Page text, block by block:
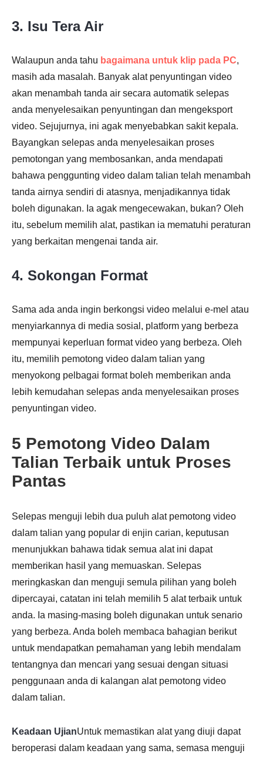
3. Isu Tera Air
Walaupun anda tahu bagaimana untuk klip pada PC,
masih ada masalah. Banyak alat penyuntingan video
akan menambah tanda air secara automatik selepas
anda menyelesaikan penyuntingan dan mengeksport
video. Sejujurnya, ini agak menyebabkan sakit kepala.
Bayangkan selepas anda menyelesaikan proses
pemotongan yang membosankan, anda mendapati
bahawa penggunting video dalam talian telah menambah
tanda airnya sendiri di atasnya, menjadikannya tidak
boleh digunakan. Ia agak mengecewakan, bukan? Oleh
itu, sebelum memilih alat, pastikan ia mematuhi peraturan
yang berkaitan mengenai tanda air.
4. Sokongan Format
Sama ada anda ingin berkongsi video melalui e-mel atau
menyiarkannya di media sosial, platform yang berbeza
mempunyai keperluan format video yang berbeza. Oleh
itu, memilih pemotong video dalam talian yang
menyokong pelbagai format boleh memberikan anda
lebih kemudahan selepas anda menyelesaikan proses
penyuntingan video.
5 Pemotong Video Dalam
Talian Terbaik untuk Proses
Pantas
Selepas menguji lebih dua puluh alat pemotong video
dalam talian yang popular di enjin carian, keputusan
menunjukkan bahawa tidak semua alat ini dapat
memberikan hasil yang memuaskan. Selepas
meringkaskan dan menguji semula pilihan yang boleh
dipercayai, catatan ini telah memilih 5 alat terbaik untuk
anda. Ia masing-masing boleh digunakan untuk senario
yang berbeza. Anda boleh membaca bahagian berikut
untuk mendapatkan pemahaman yang lebih mendalam
tentangnya dan mencari yang sesuai dengan situasi
penggunaan anda di kalangan alat pemotong video
dalam talian.
Keadaan UjianUntuk memastikan alat yang diuji dapat
beroperasi dalam keadaan yang sama, semasa menguji